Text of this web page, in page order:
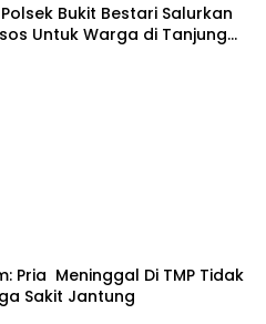
Polsek Bukit Bestari Salurkan
Untuk Warga di Tanjung
Pria Meninggal Di TMP Tidak
Sakit Jantung